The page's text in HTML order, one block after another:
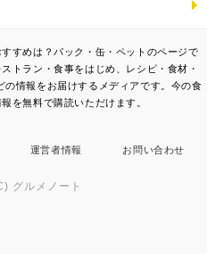
すめは？パック・缶・ペットのページで
トラン・食事をはじめ、レシピ・食材・
情報をお届けするメディアです。今の食
を無料で購読いただけます。
運営者情報 お問い合わせ
グルメノート